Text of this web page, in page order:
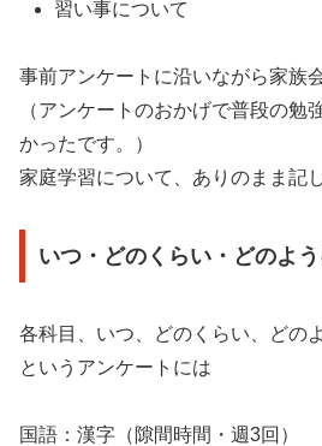
習い事について
事前アンケートに沿いながら家族
（アンケートのおかげで普段の勉
かったです。）
家庭学習について、ありのまま記
いつ・どのくらい・どのよ
各科目、いつ、どのくらい、どの
というアンケートには
国語：漢字（隙間時間・週3回）